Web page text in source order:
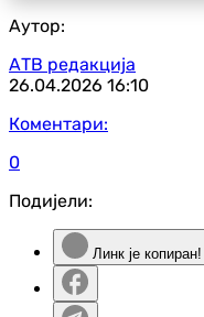
Аутор:
АТВ редакција
26.04.2026 16:10
Коментари:
0
Подијели:
Линк је копиран!